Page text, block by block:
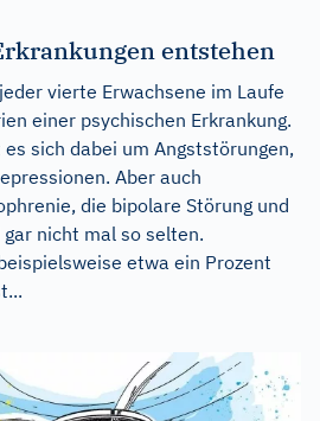
entstehen
vierte Erwachsene im Laufe
einer psychischen Erkrankung.
sich dabei um Angststörungen,
Aber auch
die bipolare Störung und
nicht mal so selten.
etwa ein Prozent